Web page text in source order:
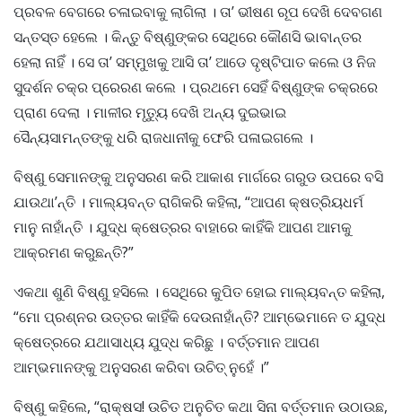
ପ୍ରବଳ ବେଗରେ ଚଳାଇବାକୁ ଲାଗିଲା । ତା’ ଭୀଷଣ ରୂପ ଦେଖି ଦେବଗଣ
ସନ୍ତସ୍ତ ହେଲେ । କିନ୍ତୁ ବିଷ୍ଣୁଙ୍କର ସେଥିରେ କୌଣସି ଭାବାନ୍ତର
ହେଲା ନାହିଁ । ସେ ତା’ ସମ୍ମୁଖକୁ ଆସି ତା’ ଆଡେ ଦୃଷ୍ଟିପାତ କଲେ ଓ ନିଜ
ସୁଦର୍ଶନ ଚକ୍ର ପ୍ରେରଣ କଲେ । ପ୍ରଥମେ ସେହିଁ ବିଷ୍ଣୁଙ୍କ ଚକ୍ରରେ
ପ୍ରାଣ ଦେଲା । ମାଳୀର ମୃତ୍ୟୁ ଦେଖି ଅନ୍ୟ ଦୁଇଭାଇ
ସୈନ୍ୟସାମନ୍ତଙ୍କୁ ଧରି ରାଜଧାନୀକୁ ଫେରି ପଳାଇଗଲେ ।
ବିଷ୍ଣୁ ସେମାନଙ୍କୁ ଅନୁସରଣ କରି ଆକାଶ ମାର୍ଗରେ ଗରୁଡ ଉପରେ ବସି
ଯାଉଥା’ନ୍ତି । ମାଲ୍ୟବନ୍ତ ରାଗିକରି କହିଲା, “ଆପଣ କ୍ଷତ୍ରିୟଧର୍ମ
ମାନୁ ନାହାଁନ୍ତି । ଯୁଦ୍ଧ କ୍ଷେତ୍ରର ବାହାରେ କାହିଁକି ଆପଣ ଆମକୁ
ଆକ୍ରମଣ କରୁଛନ୍ତି?”
ଏକଥା ଶୁଣି ବିଷ୍ଣୁ ହସିଲେ । ସେଥିରେ କୁପିତ ହୋଇ ମାଲ୍ୟବନ୍ତ କହିଲା,
“ମୋ ପ୍ରଶ୍ନର ଉତ୍ତର କାହିଁକି ଦେଉନାହାଁନ୍ତି? ଆମ୍ଭେମାନେ ତ ଯୁଦ୍ଧ
କ୍ଷେତ୍ରରେ ଯଥାସାଧ୍ୟ ଯୁଦ୍ଧ କରିଛୁ । ବର୍ତ୍ତମାନ ଆପଣ
ଆମ୍ଭମାନଙ୍କୁ ଅନୁସରଣ କରିବା ଉଚିତ୍ ନୁହେଁ ।”
ବିଷ୍ଣୁ କହିଲେ, “ରାକ୍ଷସ! ଉଚିତ ଅନୁଚିତ କଥା ସିନା ବର୍ତ୍ତମାନ ଉଠାଉଛ,